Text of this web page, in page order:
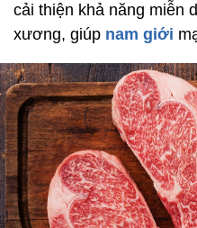
cải thiện khả năng miễn
xương, giúp nam giới